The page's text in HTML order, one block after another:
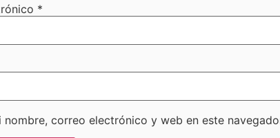
*
nombre, correo electrónico y web en este